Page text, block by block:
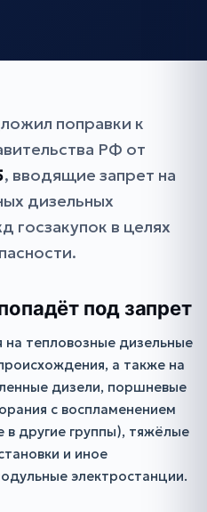
поправки к
РФ от
, вводящие запрет на
дизельных
госзакупок в целях
под запрет
на тепловозные дизельные
а также на
дизели, поршневые
с воспламенением
другие группы), тяжёлые
и иное
электростанции.